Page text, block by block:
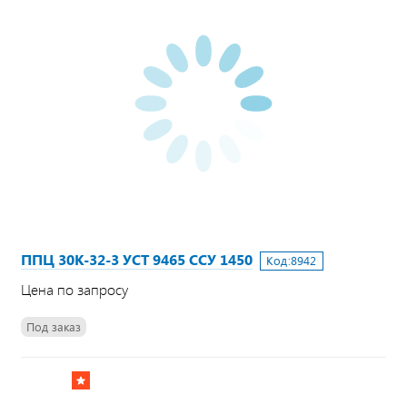
ППЦ 30К-32-3 УСТ 9465 ССУ 1450 Код:8942
Цена по запросу
Под заказ